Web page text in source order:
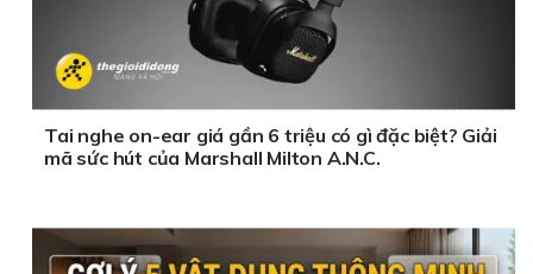
Tai nghe on-ear giá gần 6 triệu có gì đặc biệt? Giải
mã sức hút của Marshall Milton A.N.C.